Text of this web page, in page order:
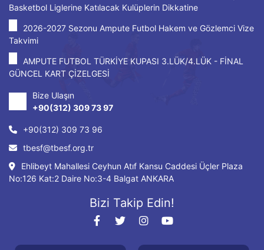
Basketbol Liglerine Katılacak Kulüplerin Dikkatine
2026-2027 Sezonu Ampute Futbol Hakem ve Gözlemci Vize
Takvimi
AMPUTE FUTBOL TÜRKİYE KUPASI 3.LÜK/4.LÜK - FİNAL
GÜNCEL KART ÇİZELGESİ
Bize Ulaşın
+90(312) 309 73 97
+90(312) 309 73 96
tbesf@tbesf.org.tr
Ehlibeyt Mahallesi Ceyhun Atıf Kansu Caddesi Üçler Plaza
No:126 Kat:2 Daire No:3-4 Balgat ANKARA
Bizi Takip Edin!